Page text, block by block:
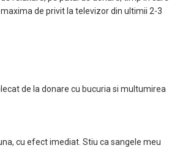
de privit la televizor din ultimii 2-3
de la donare cu bucuria si multumirea
cu efect imediat. Stiu ca sangele meu